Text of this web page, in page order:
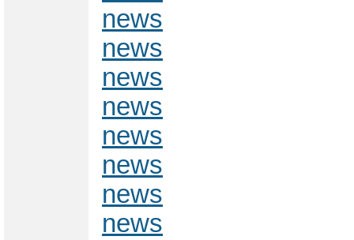
news
news
news
news
news
news
news
news